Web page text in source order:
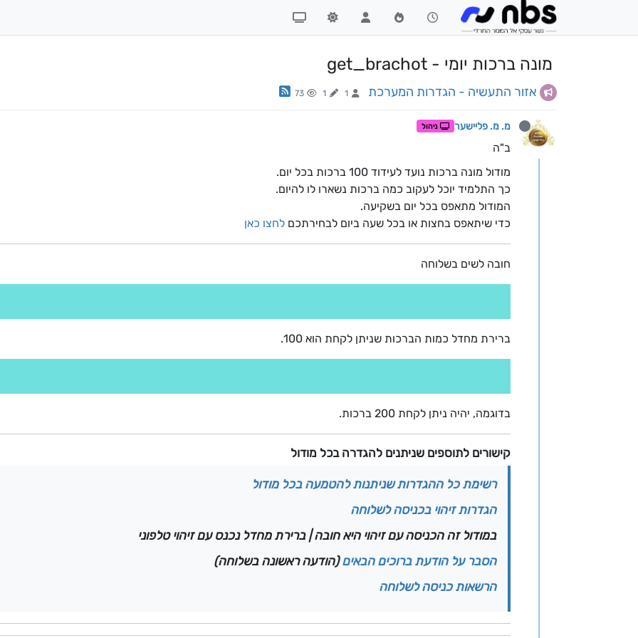
מונה ברכות יומי - get_brachot
אזור התעשיה - הגדרות המערכת 1
1
73
מ. מ. פליישער ניהול
ב"ה
מודול מונה ברכות נועד לעידוד 100 ברכות בכל יום.
כך התלמיד יוכל לעקוב כמה ברכות נשארו לו להיום.
המודול מתאפס בכל יום בשקיעה.
כדי שיתאפס בחצות או בכל שעה ביום לבחירתכם לחצו כאן
חובה לשים בשלוחה
ברירת מחדל כמות הברכות שניתן לקחת הוא 100.
בדוגמה, יהיה ניתן לקחת 200 ברכות.
קישורים לתוספים שניתנים להגדרה בכל מודול
רשימת כל ההגדרות שניתנות להטמעה בכל מודול
הגדרות זיהוי בכניסה לשלוחה
במודול זה הכניסה עם זיהוי היא חובה | ברירת מחדל נכנס עם זיהוי טלפוני
הסבר על הודעת ברוכים הבאים(הודעה ראשונה בשלוחה)
הרשאות כניסה לשלוחה